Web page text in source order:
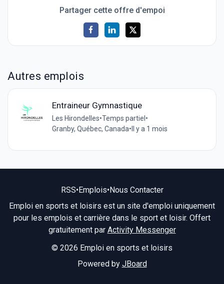
Partager cette offre d'empoi
Autres emplois
Entraineur Gymnastique
Les Hirondelles•Temps partiel •
Granby, Québec, Canada• Il y a 1 mois
RSS•Emplois•Nous Contacter
Emploi en sports et loisirs est un site d'emploi uniquement
pour les emplois et carrière dans le sport et loisir. Offert
gratuitement par Activity Messenger
© 2026 Emploi en sports et loisirs
Powered by JBoard